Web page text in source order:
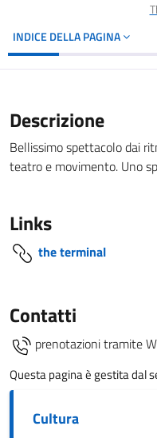
INDICE DELLA PAGINA
Descrizione
Bellissimo spettacolo dai
teatro e movimento. Uno
Links
the terminal
Contatti
prenotazioni tramite
Questa pagina è gestita dal
Cultura